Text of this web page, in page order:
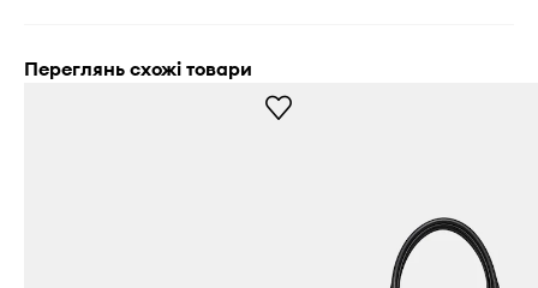
Переглянь схожі товари